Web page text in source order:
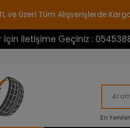
ve Üzeri Tüm Alışverişlerde
Geçiniz : 05453883100
En Yeniler